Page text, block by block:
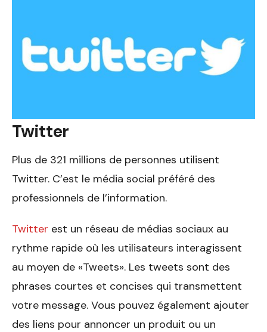
Twitter
Plus de 321 millions de personnes utilisent
Twitter. C’est le média social préféré des
professionnels de l’information.
Twitter est un réseau de médias sociaux au
rythme rapide où les utilisateurs interagissent
au moyen de «Tweets». Les tweets sont des
phrases courtes et concises qui transmettent
votre message. Vous pouvez également ajouter
des liens pour annoncer un produit ou un